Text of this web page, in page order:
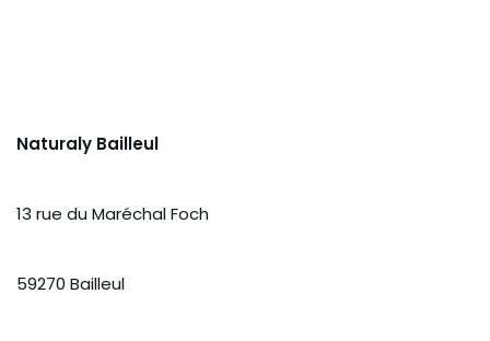
Naturaly Bailleul
13 rue du Maréchal Foch
59270 Bailleul